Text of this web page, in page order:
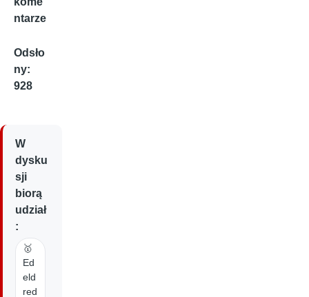
ntarze
Odsło
ny:
928
W
dysku
sji
biorą
udział
:
🥇
Ed
eld
red